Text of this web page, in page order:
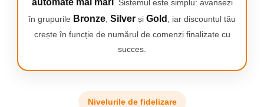
automate mai mari. Sistemul este simplu: avansezi
în grupurile Bronze Silver și Gold
, iar discountul tău
crește în funcție de numărul de comenzi finalizate cu
succes.
Nivelurile de fidelizare